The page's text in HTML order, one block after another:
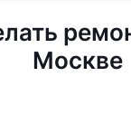
Москве